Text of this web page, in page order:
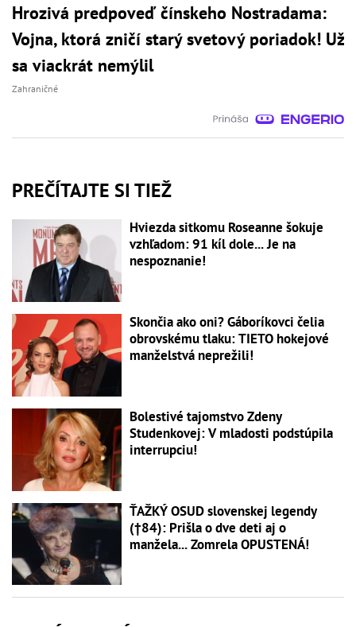
Hrozivá predpoveď čínskeho Nostradama:
Vojna, ktorá zničí starý svetový poriadok! Už
sa viackrát nemýlil
Zahraničné
PREČÍTAJTE SI TIEŽ
Hviezda sitkomu Roseanne šokuje
vzhľadom: 91 kíl dole... Je na
nespoznanie!
Skončia ako oni? Gáboríkovci čelia
obrovskému tlaku: TIETO hokejové
manželstvá neprežili!
Bolestivé tajomstvo Zdeny
Studenkovej: V mladosti podstúpila
interrupciu!
ŤAŽKÝ OSUD slovenskej legendy
(†84): Prišla o dve deti aj o
manžela... Zomrela OPUSTENÁ!